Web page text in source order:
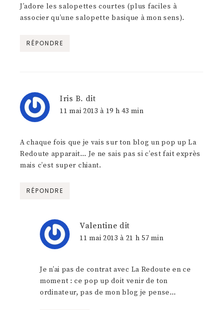
J’adore les salopettes courtes (plus faciles à
associer qu’une salopette basique à mon sens).
RÉPONDRE
Iris B. dit
11 mai 2013 à 19 h 43 min
A chaque fois que je vais sur ton blog un pop up La
Redoute apparait… Je ne sais pas si c’est fait exprès
mais c’est super chiant.
RÉPONDRE
Valentine dit
11 mai 2013 à 21 h 57 min
Je n’ai pas de contrat avec La Redoute en ce
moment : ce pop up doit venir de ton
ordinateur, pas de mon blog je pense…